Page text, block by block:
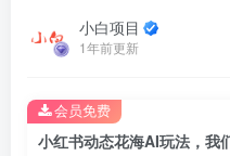
小白项目
1年前更新
小红书动态花海AI玩法，我
会员免费